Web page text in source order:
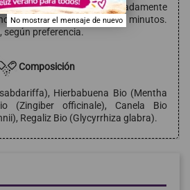
una taza. Añadir aproximadamente
Dejar reposar durante 5 minutos.
según preferencia.
Composición
Hierbabuena Bio (Mentha
(Zingiber officinale), Canela Bio
Regaliz Bio (Glycyrrhiza glabra).
No mostrar el mensaje de nuevo